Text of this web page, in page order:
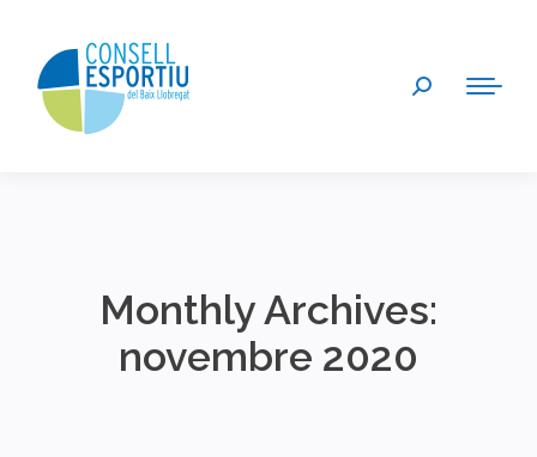
Search:
Monthly Archives:
novembre 2020